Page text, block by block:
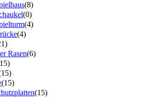
(8)
(0)
(4)
(4)
)
Rasen(6)
15)
15)
(15)
(15)